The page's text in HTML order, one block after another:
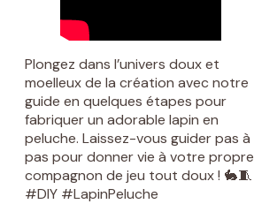
Plongez dans l’univers doux et
moelleux de la création avec notre
guide en quelques étapes pour
fabriquer un adorable lapin en
peluche. Laissez-vous guider pas à
pas pour donner vie à votre propre
compagnon de jeu tout doux ! 🐇🧵
#DIY #LapinPeluche